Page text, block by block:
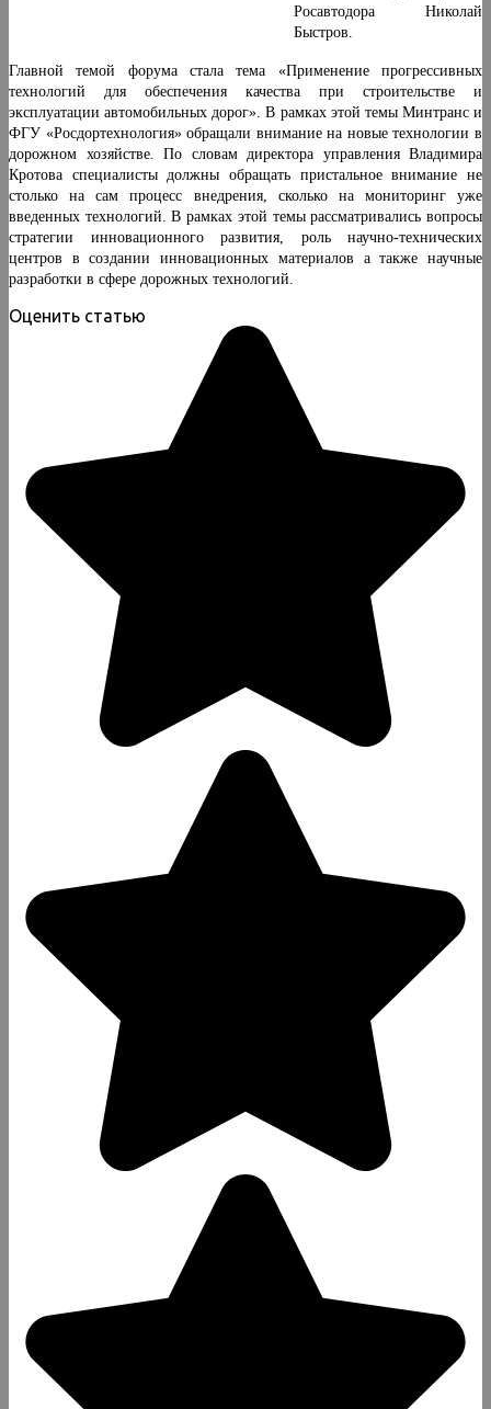
Росавтодора Николай
Быстров.
Главной темой форума стала тема «Применение прогрессивных
технологий для обеспечения качества при строительстве и
эксплуатации автомобильных дорог». В рамках этой темы Минтранс и
ФГУ «Росдортехнология» обращали внимание на новые технологии в
дорожном хозяйстве. По словам директора управления Владимира
Кротова специалисты должны обращать пристальное внимание не
столько на сам процесс внедрения, сколько на мониторинг уже
введенных технологий. В рамках этой темы рассматривались вопросы
стратегии инновационного развития, роль научно-технических
центров в создании инновационных материалов а также научные
разработки в сфере дорожных технологий.
Оценить статью